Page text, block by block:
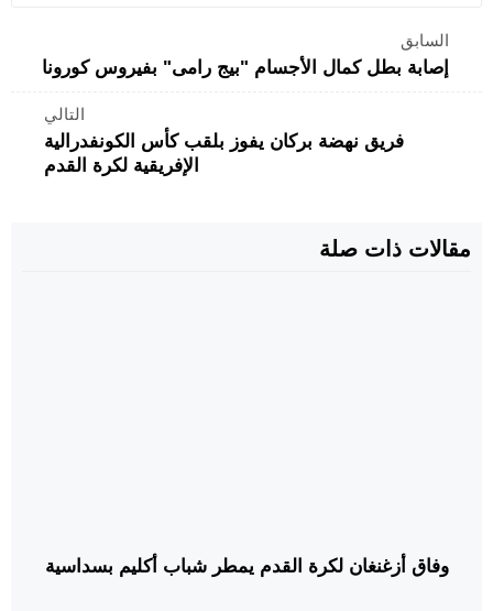
السابق
إصابة بطل كمال الأجسام "بيج رامى" بفيروس كورونا
التالي
فريق نهضة بركان يفوز بلقب كأس الكونفدرالية
الإفريقية لكرة القدم
مقالات ذات صلة
وفاق أزغنغان لكرة القدم يمطر شباب أكليم بسداسية